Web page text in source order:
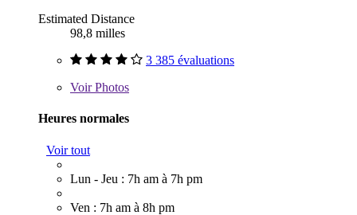
Estimated Distance
98,8 milles
3 385 évaluations
VoirPhotos
Heures normales
Voir tout
Lun - Jeu : 7h am à 7h pm
Ven : 7h am à 8h pm